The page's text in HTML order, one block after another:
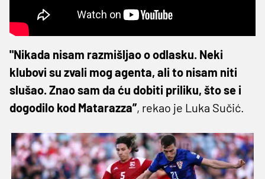
"Nikada nisam razmišljao o odlasku. Neki
klubovi su zvali mog agenta, ali to nisam niti
slušao. Znao sam da ću dobiti priliku, što se i
dogodilo kod Matarazza”, rekao je Luka Sučić.